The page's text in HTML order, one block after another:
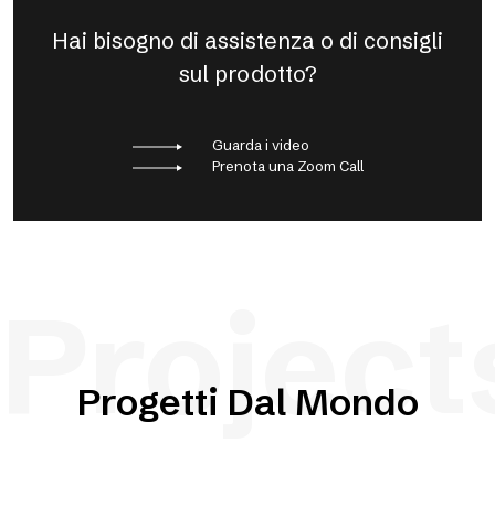
Hai bisogno di assistenza o di consigli
sul prodotto?
Guarda i video
Prenota una Zoom Call
Progetti Dal Mondo